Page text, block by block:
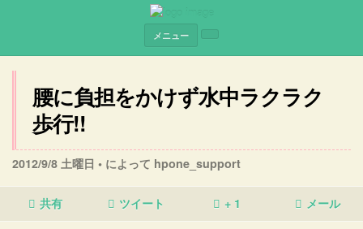
メニュー
腰に負担をかけず水中ラクラク
歩行!!
2012/9/8 土曜日 • によって hpone_support
共有 ツイート + 1 メール